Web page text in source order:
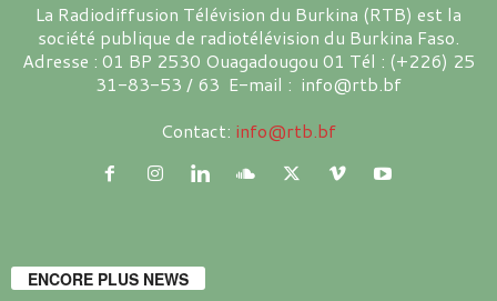
La Radiodiffusion Télévision du Burkina (RTB) est la
société publique de radiotélévision du Burkina Faso.
Adresse : 01 BP 2530 Ouagadougou 01 Tél : (+226) 25
31-83-53 / 63 E-mail : info@rtb.bf
Contact: info@rtb.bf
ENCORE PLUS NEWS